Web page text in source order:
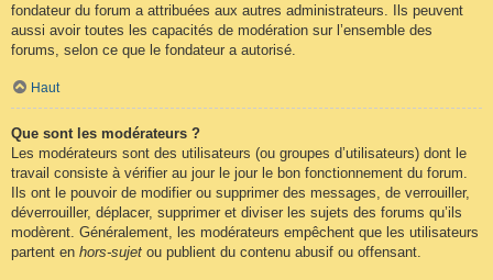
fondateur du forum a attribuées aux autres administrateurs. Ils peuvent
aussi avoir toutes les capacités de modération sur l’ensemble des
forums, selon ce que le fondateur a autorisé.
Haut
Que sont les modérateurs ?
Les modérateurs sont des utilisateurs (ou groupes d’utilisateurs) dont le
travail consiste à vérifier au jour le jour le bon fonctionnement du forum.
Ils ont le pouvoir de modifier ou supprimer des messages, de verrouiller,
déverrouiller, déplacer, supprimer et diviser les sujets des forums qu’ils
modèrent. Généralement, les modérateurs empêchent que les utilisateurs
partent en hors-sujet ou publient du contenu abusif ou offensant.